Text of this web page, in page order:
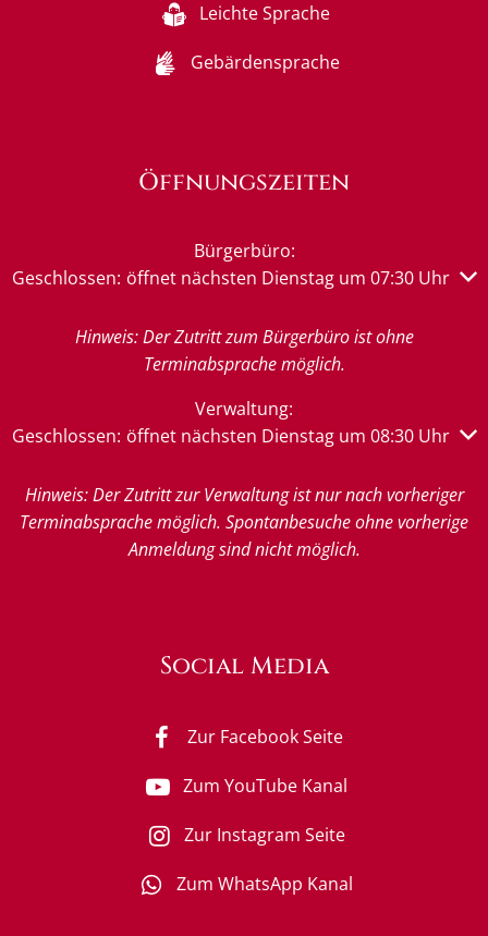
Leichte Sprache
Gebärdensprache
Öffnungszeiten
Bürgerbüro:
Klicken, um weitere Öffnungs- oder Schließzeiten
Geschlossen: öffnet nächsten Dienstag um 07:30 Uhr
Hinweis: Der Zutritt zum Bürgerbüro ist ohne
Terminabsprache möglich.
Verwaltung:
Klicken, um weitere Öffnungs- oder Schließzeiten
Geschlossen: öffnet nächsten Dienstag um 08:30 Uhr
Hinweis: Der Zutritt zur Verwaltung ist nur nach vorheriger
Terminabsprache möglich. Spontanbesuche ohne vorherige
Anmeldung sind nicht möglich.
Social Media
Zur Facebook Seite
Zum YouTube Kanal
Zur Instagram Seite
Zum WhatsApp Kanal